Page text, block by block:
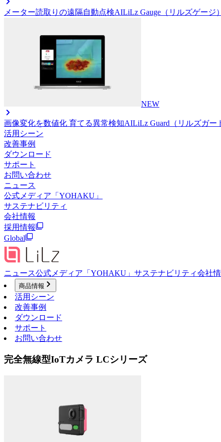
メーター読取りの遠隔自動点検AILiLz Gauge（リルズゲージ）
NEW
画像変化を数値化 育てる異常検知AILiLz Guard（リルズガー
活用シーン
改善事例
ダウンロード
サポート
お問い合わせ
ニュース
公式メディア「YOHAKU」
サステナビリティ
会社情報
採用情報
Global
ニュース公式メディア「YOHAKU」 サステナビリティ会社
商品情報
活用シーン
改善事例
ダウンロード
サポート
お問い合わせ
完全無線型IoTカメラ LCシリーズ